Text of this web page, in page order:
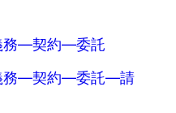
―契約―委託
務―契約―委託―請